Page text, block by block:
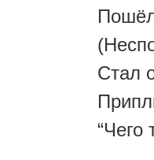
Стал
“Чего